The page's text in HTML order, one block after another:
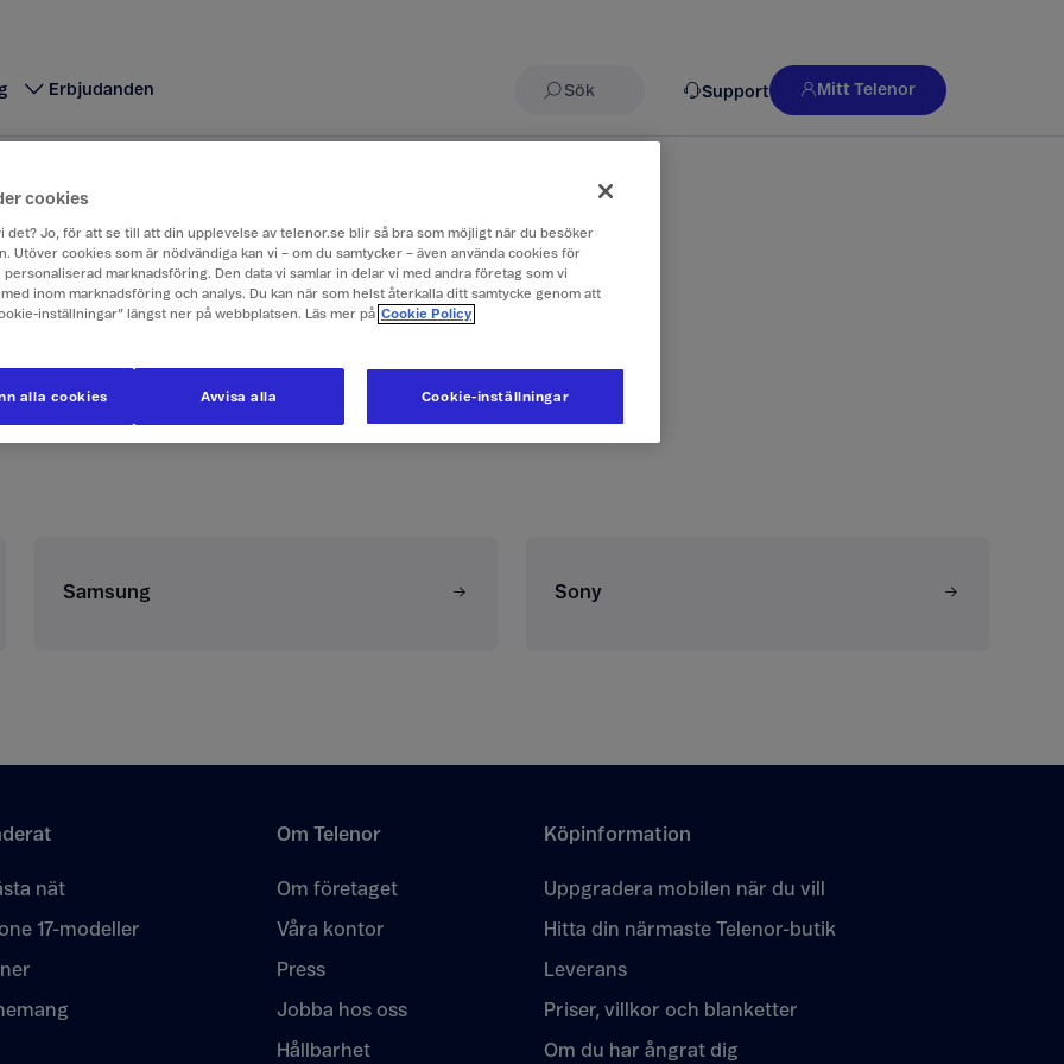
Erbjudanden
Sök Support Mitt Telenor
Problem med mms
är att välja mobil. Sedan får du hjälp med
dina mms-problem.
Samsung Sony
nät
17-modeller
Om Telenor
Om företaget
Våra kontor
Press
Jobba hos oss
Hållbarhet
Köpinformation
Uppgradera mobilen när du vill
Hitta din närmaste Telenor-butik
Leverans
Priser, villkor och blanketter
Om du har ångrat dig
cookies
det? Jo, för att se till att din upplevelse av telenor.se blir så bra som möjligt när du besöker
Utöver cookies som är nödvändiga kan vi – om du samtycker – även använda cookies för
personaliserad marknadsföring. Den data vi samlar in delar vi med andra företag som vi
inom marknadsföring och analys. Du kan när som helst återkalla ditt samtycke genom att
inställningar” längst ner på webbplatsen. Läs mer på Cookie Policy
Cookie-inställningar
Avvisa alla
alla cookies